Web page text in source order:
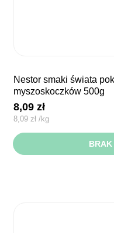
nestor smaki świata pokarm dla myszy i
myszoskoczków 500g
8,09zł
8,09 zł /kg
BRAK